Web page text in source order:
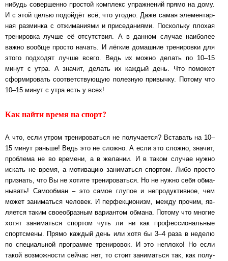
нибудь со­вер­шен­но простой комп­лекс уп­раж­не­ний прямо на дому.
И с этой целью по­дой­дёт всё, что угодно. Даже самая эле­мен­тар­
ная раз­мин­ка с от­жи­ма­ни­я­ми и при­се­да­ни­я­ми. Поскольку плохая
тре­ни­ров­ка лучше её от­сут­с­т­вия. А в дан­ном случае на­и­бо­лее
важно вообще просто начать. И лёгкие до­маш­ние тре­ни­ров­ки для
этого под­хо­дят лучше всего. Ведь их мож­но делать по 10‒15
минут с утра. А зна­чит, делать их каж­дый день. Что по­мо­жет
сфор­ми­ро­вать со­от­вет­с­т­ву­ю­щую по­лез­ную при­выч­ку. Потому что
10‒15 ми­нут с ут­ра есть у всех!
Как найти время на спорт?
А что, если утром тренироваться не по­лу­ча­ет­ся? Вста­вать на 10‒
15 минут рань­ше! Ведь это не сложно. А если это слож­но, значит,
проб­ле­ма не во вре­ме­ни, а в желании. И в таком слу­чае нужно
искать не время, а мо­ти­ва­цию за­ни­мать­ся спортом. Либо просто
приз­нать, что Вы не хотите тре­ни­ро­вать­ся. Но не нужно себя об­ма­
ны­вать! Само­об­ман ‒ это самое глупое и не­про­дук­тив­ное, чем
может за­ни­мать­ся человек. И пер­фек­ци­о­низм, между прочим, яв­
ля­ет­ся таким сво­е­об­раз­ным ва­ри­ан­том обмана. Потому что многие
хотят за­ни­мать­ся спортом чуть ли ни как про­фес­си­о­наль­ные
спортс­ме­ны. Прямо каж­дый день или хотя бы 3‒4 раза в неделю
по спе­ци­аль­ной прог­рам­ме тре­ни­ро­вок. И это не­пло­хо! Но если
такой воз­мож­нос­ти сейчас нет, то стоит за­ни­мать­ся так, как по­лу­